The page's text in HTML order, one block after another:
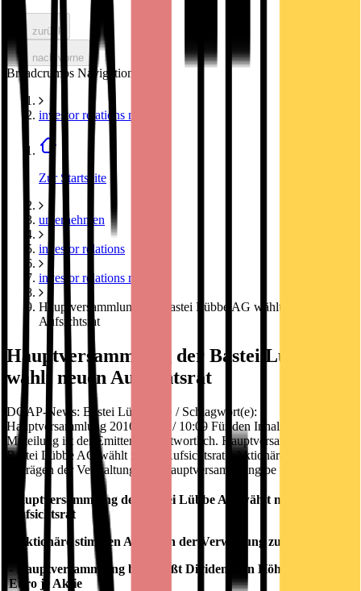
zurück
nach vorne
Breadcrumbs Navigation
investor relations news
Zur Startseite
unternehmen
investor relations
investor relations news
Hauptversammlung der Bastei Lübbe AG wählt neuen
Aufsichtsrat
Hauptversammlung der Bastei Lübbe AG
wählt neuen Aufsichtsrat
DGAP-News: Bastei Lübbe AG / Schlagwort(e):
Hauptversammlung 2016-12-01 / 10:09 Für den Inhalt der
Mitteilung ist der Emittent verantwortlich. Hauptversammlung der
Bastei Lübbe AG wählt neuen Aufsichtsrat - Aktionäre stimmen
Anträgen der Verwaltung zu - Hauptversammlung be
Hauptversammlung der Bastei Lübbe AG wählt neuen
Aufsichtsrat
Aktionäre stimmen Anträgen der Verwaltung zu
-Hauptversammlung beschließt Dividende in Höhe von 0,10
Euro je Aktie